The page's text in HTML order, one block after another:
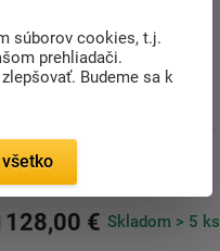
komoda Hany new
128,00 € Skladom > 5 ks
súborov cookies, t.j.
prehliadači.
Budeme sa k